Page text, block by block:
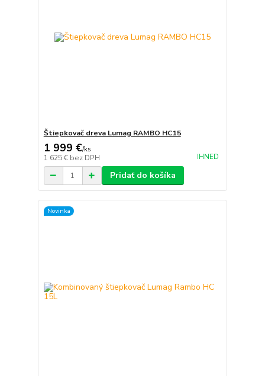
Štiepkovač dreva Lumag RAMBO HC15
1 999 €/ks
1 625 € bez DPH IHNED
Pridať do košíka
Novinka